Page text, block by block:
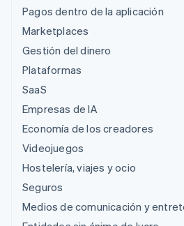
Pagos dentro de la aplicación
Marketplaces
Gestión del dinero
Plataformas
SaaS
Empresas de IA
Economía de los creadores
Videojuegos
Hostelería, viajes y ocio
Seguros
Medios de comunicación y